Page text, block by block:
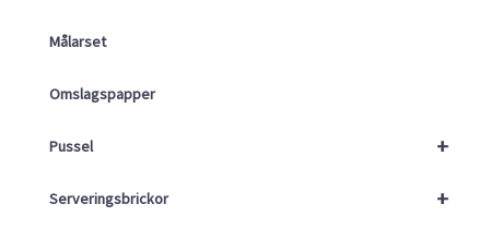
Målarset
Omslagspapper
+
Pussel
+
Serveringsbrickor